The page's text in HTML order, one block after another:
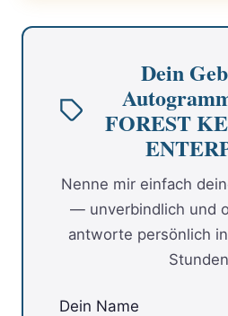
Dein
FOREST
Nenne mir einfach
— unverbindlich und
antworte persönlich
Dein Name